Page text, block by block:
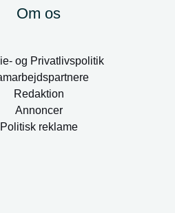
Om os
og Privatlivspolitik
Redaktion
Annoncer
Politisk reklame